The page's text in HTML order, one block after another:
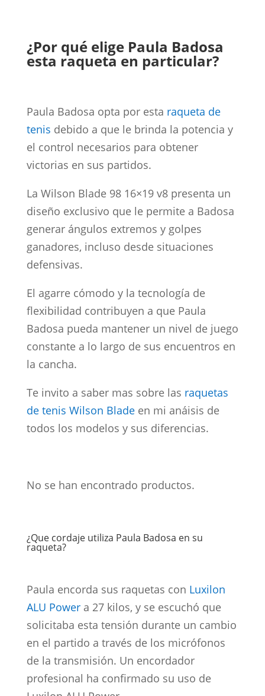
¿Por qué elige Paula Badosa
esta raqueta en particular?
Paula Badosa opta por esta raqueta de
tenis debido a que le brinda la potencia y
el control necesarios para obtener
victorias en sus partidos.
La Wilson Blade 98 16×19 v8 presenta un
diseño exclusivo que le permite a Badosa
generar ángulos extremos y golpes
ganadores, incluso desde situaciones
defensivas.
El agarre cómodo y la tecnología de
flexibilidad contribuyen a que Paula
Badosa pueda mantener un nivel de juego
constante a lo largo de sus encuentros en
la cancha.
Te invito a saber mas sobre las raquetas
de tenis Wilson Bladeen mi anáisis de
todos los modelos y sus diferencias.
No se han encontrado productos.
¿Que cordaje utiliza Paula Badosa en su
raqueta?
Paula encorda sus raquetas con Luxilon
ALU Powera 27 kilos, y se escuchó que
solicitaba esta tensión durante un cambio
en el partido a través de los micrófonos
de la transmisión. Un encordador
profesional ha confirmado su uso de